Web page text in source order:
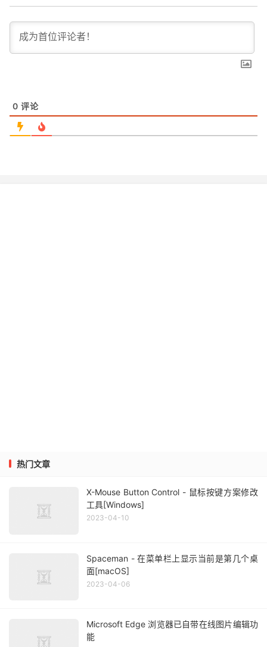
0 评论
热门文章
X-Mouse Button Control - 鼠标按键方案修改
工具[Windows]
2023-04-10
Spaceman - 在菜单栏上显示当前是第几个桌
面[macOS]
2023-04-06
Microsoft Edge 浏览器已自带在线图片编辑功
能